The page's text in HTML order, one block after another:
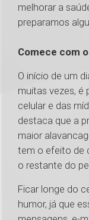
melhorar a
preparamos
Comece com
O início de um
muitas vezes, é
celular e das
destaca que a
maior
tem o efeito de
o restante do
Ficar longe do
humor, já que